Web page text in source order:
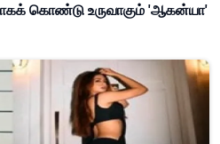
கொண்டு உருவாகும் 'ஆகன்யா'